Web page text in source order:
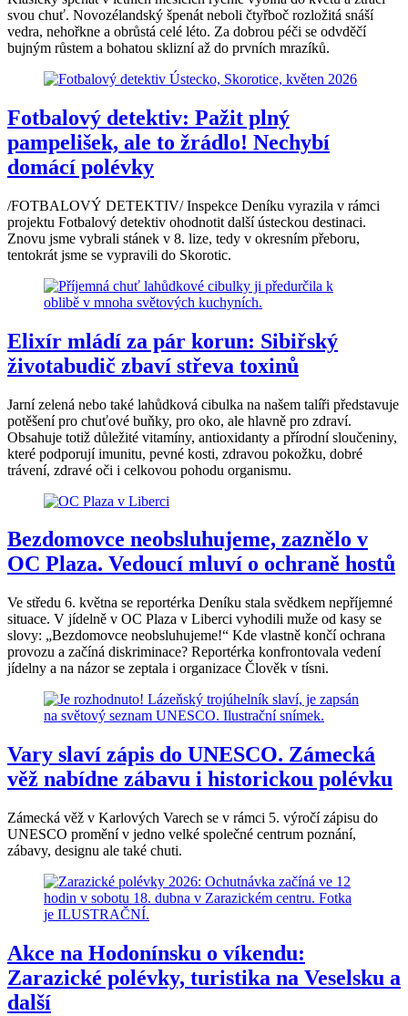
svou chuť. Novozélandský špenát neboli čtyřboč rozložitá snáší
vedra, nehořkne a obrůstá celé léto. Za dobrou péči se odvděčí
bujným růstem a bohatou sklizní až do prvních mrazíků.
Fotbalový detektiv: Pažit plný
pampelišek, ale to žrádlo! Nechybí
domácí polévky
/FOTBALOVÝ DETEKTIV/ Inspekce Deníku vyrazila v rámci
projektu Fotbalový detektiv ohodnotit další ústeckou destinaci.
Znovu jsme vybrali stánek v 8. lize, tedy v okresním přeboru,
tentokrát jsme se vypravili do Skorotic.
Elixír mládí za pár korun: Sibiřský
životabudič zbaví střeva toxinů
Jarní zelená nebo také lahůdková cibulka na našem talíři představuje
potěšení pro chuťové buňky, pro oko, ale hlavně pro zdraví.
Obsahuje totiž důležité vitamíny, antioxidanty a přírodní sloučeniny,
které podporují imunitu, pevné kosti, zdravou pokožku, dobré
trávení, zdravé oči i celkovou pohodu organismu.
Bezdomovce neobsluhujeme, zaznělo v
OC Plaza. Vedoucí mluví o ochraně hostů
Ve středu 6. května se reportérka Deníku stala svědkem nepříjemné
situace. V jídelně v OC Plaza v Liberci vyhodili muže od kasy se
slovy: „Bezdomovce neobsluhujeme!“ Kde vlastně končí ochrana
provozu a začíná diskriminace? Reportérka konfrontovala vedení
jídelny a na názor se zeptala i organizace Člověk v tísni.
Vary slaví zápis do UNESCO. Zámecká
věž nabídne zábavu i historickou polévku
Zámecká věž v Karlových Varech se v rámci 5. výročí zápisu do
UNESCO promění v jedno velké společné centrum poznání,
zábavy, designu ale také chuti.
Akce na Hodonínsku o víkendu:
Zarazické polévky, turistika na Veselsku a
další